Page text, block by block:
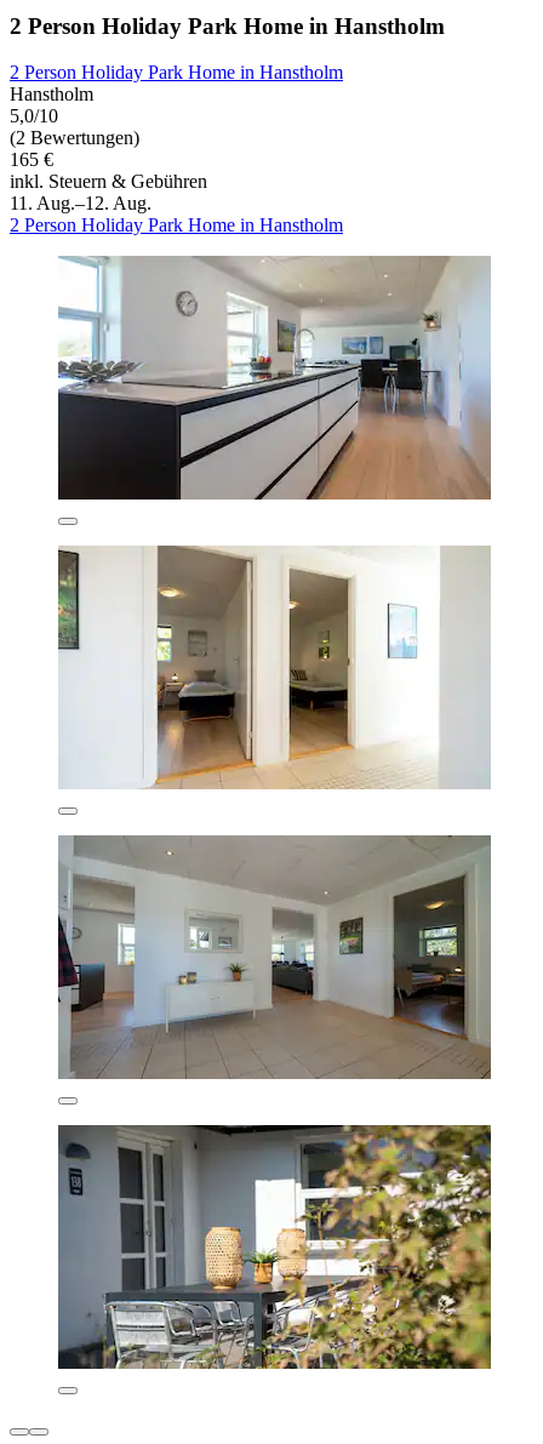
2 Person Holiday Park Home in Hanstholm
2 Person Holiday Park Home in Hanstholm
Hanstholm
5,0/10
(2 Bewertungen)
165 €
inkl. Steuern & Gebühren
11. Aug.–12. Aug.
2 Person Holiday Park Home in Hanstholm